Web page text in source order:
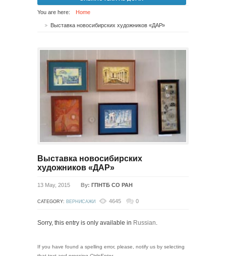
You are here: Home
Выставка новосибирских художников «ДАР»
Выставка новосибирских
художников «ДАР»
13 May, 2015 By: ГПНТБ СО РАН
CATEGORY: ВЕРНИСАЖИ 4645 0
Sorry, this entry is only available in Russian
If you have found a spelling error, please, notify us by selecting